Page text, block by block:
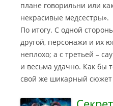
плане говорильни или
некрасивые медсестры».
По итогу. С одной
другой, персонажи и их
неплохо; а с третьей –
и весьма удачно. Как бы
свой же шикарный